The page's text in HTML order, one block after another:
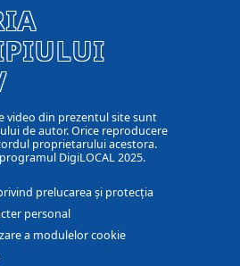
video din prezentul site sunt
de autor. Orice reproducere
proprietarului acestora.
DigiLOCAL 2025.
prelucarea și protecția
personal
a modulelor cookie